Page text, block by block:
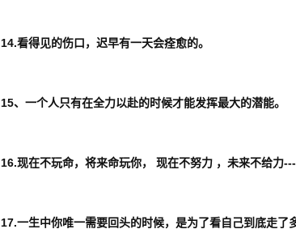
14.看得见的伤口，迟早有一天会痊愈的。
15、一个人只有在全力以赴的时候才能发挥最大的潜能。
16.现在不玩命，将来命玩你， 现在不努力 ，未来不给力---
17.一生中你唯一需要回头的时候，是为了看自己到底走了